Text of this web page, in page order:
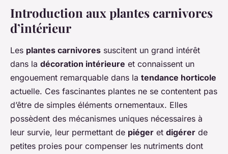
Introduction aux plantes carnivores
d’intérieur
Les plantes carnivores suscitent un grand intérêt
dans la décoration intérieure et connaissent un
engouement remarquable dans la tendance horticole
actuelle. Ces fascinantes plantes ne se contentent pas
d’être de simples éléments ornementaux. Elles
possèdent des mécanismes uniques nécessaires à
leur survie, leur permettant de piéger et digérer de
petites proies pour compenser les nutriments dont